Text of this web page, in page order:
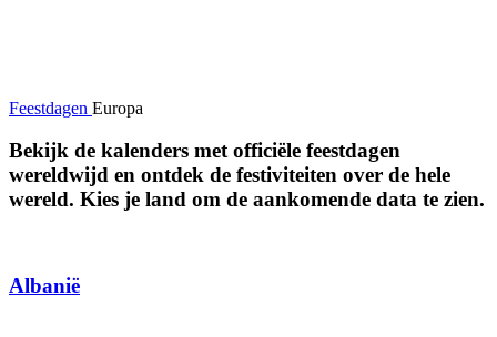
Feestdagen Europa
Bekijk de kalenders met officiële feestdagen
wereldwijd en ontdek de festiviteiten over de hele
wereld. Kies je land om de aankomende data te zien.
Albanië